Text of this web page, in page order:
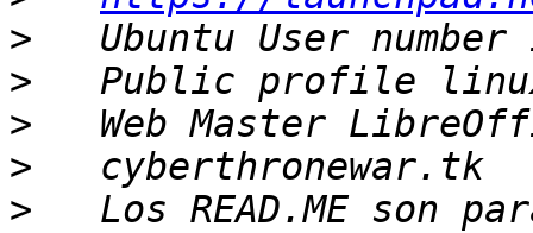
>
>
>
>
>
Los READ.ME son